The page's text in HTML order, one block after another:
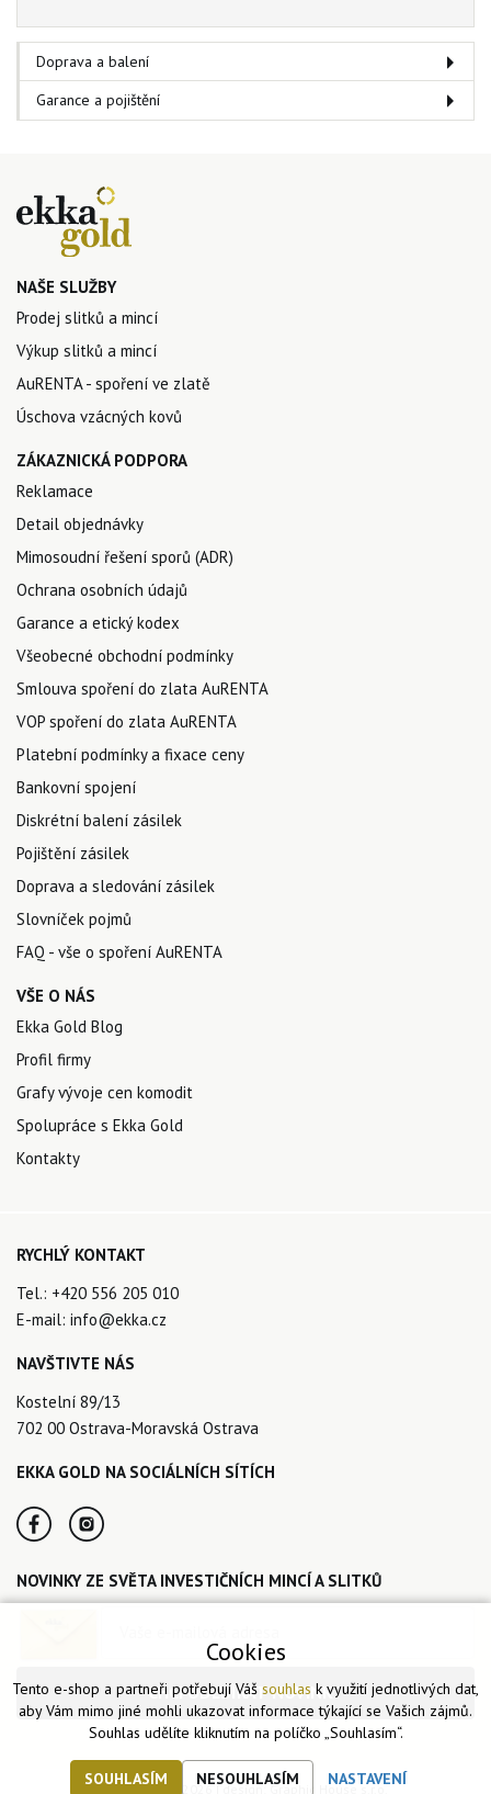
Doprava a balení
Garance a pojištění
NAŠE SLUŽBY
Prodej slitků a mincí
Výkup slitků a mincí
AuRENTA - spoření ve zlatě
Úschova vzácných kovů
ZÁKAZNICKÁ PODPORA
Reklamace
Detail objednávky
Mimosoudní řešení sporů (ADR)
Ochrana osobních údajů
Garance a etický kodex
Všeobecné obchodní podmínky
Smlouva spoření do zlata AuRENTA
VOP spoření do zlata AuRENTA
Platební podmínky a fixace ceny
Bankovní spojení
Diskrétní balení zásilek
Pojištění zásilek
Doprava a sledování zásilek
Slovníček pojmů
FAQ - vše o spoření AuRENTA
VŠE O NÁS
Ekka Gold Blog
Profil firmy
Grafy vývoje cen komodit
Spolupráce s Ekka Gold
Kontakty
RYCHLÝ KONTAKT
Tel.: +420 556 205 010
E-mail: info@ekka.cz
NAVŠTIVTE NÁS
Kostelní 89/13
702 00 Ostrava-Moravská Ostrava
EKKA GOLD NA SOCIÁLNÍCH SÍTÍCH
NOVINKY ZE SVĚTA INVESTIČNÍCH MINCÍ A SLITKŮ
CHCI ODEBÍRAT NOVINKY
© Ekka Gold 2026 | design: Graphic House s.r.o.
Cookies
Tento e-shop a partneři potřebují Váš souhlas k využití jednotlivých dat,
aby Vám mimo jiné mohli ukazovat informace týkající se Vašich zájmů.
Souhlas udělíte kliknutím na políčko „Souhlasím“.
SOUHLASÍM NESOUHLASÍM NASTAVENÍ